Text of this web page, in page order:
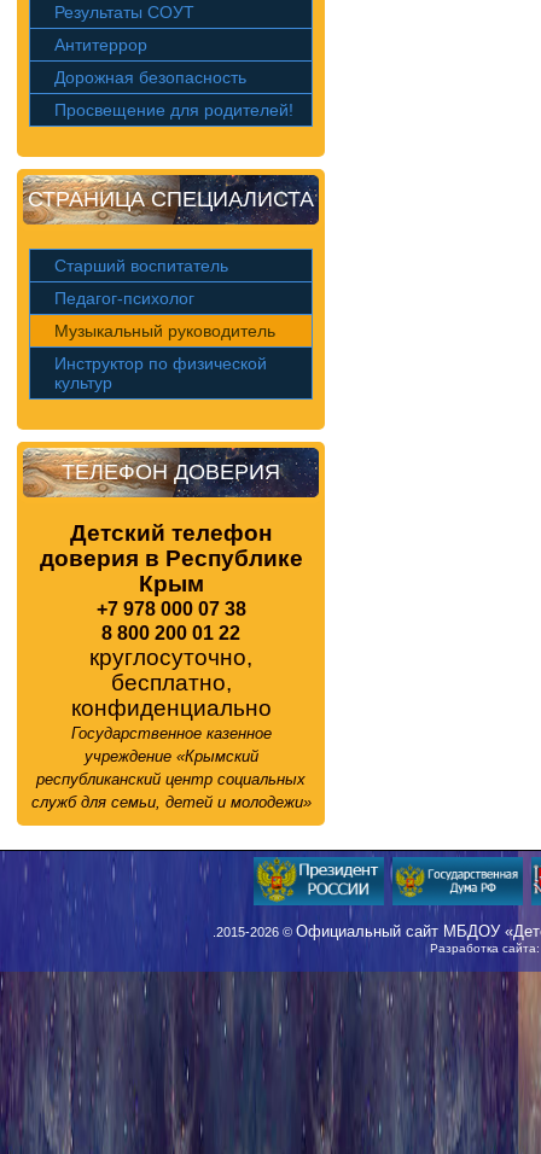
Результаты СОУТ
Антитеррор
Дорожная безопасность
Просвещение для родителей!
СТРАНИЦА СПЕЦИАЛИСТА
Старший воспитатель
Педагог-психолог
Музыкальный руководитель
Инструктор по физической
культур
ТЕЛЕФОН ДОВЕРИЯ
Детский телефон
доверия в Республике
Крым
+7 978 000 07 38
8 800 200 01 22
круглосуточно,
бесплатно,
конфиденциально
Государственное казенное
учреждение «Крымский
республиканский центр социальных
служб для семьи, детей и молодежи»
.2015-2026 © Официальный сайт МБДОУ
Разработка